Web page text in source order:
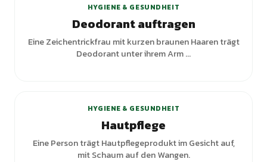
HYGIENE & GESUNDHEIT
Deodorant auftragen
Eine Zeichentrickfrau mit kurzen braunen Haaren trägt
Deodorant unter ihrem Arm ...
HYGIENE & GESUNDHEIT
Hautpflege
Eine Person trägt Hautpflegeprodukt im Gesicht auf,
mit Schaum auf den Wangen.